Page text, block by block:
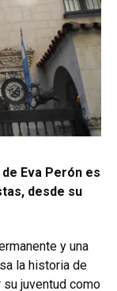
Eva Perón es
desde su
y una
la historia de
su juventud como